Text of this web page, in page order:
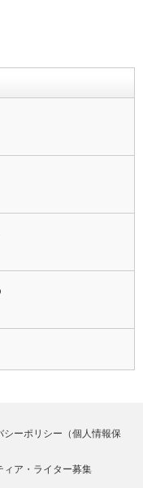
シーポリシー（個人情報保
ィア・ライター募集